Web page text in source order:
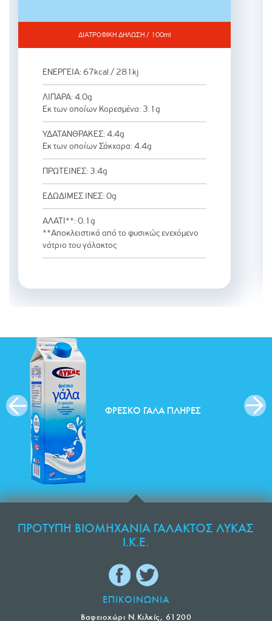
ΔΙΑΤΡΟΦΙΚΗ ΔΗΛΩΣΗ / 100ml
ΕΝΕΡΓΕΙΑ: 67kcal / 281kj
ΛΙΠΑΡΑ: 4.0g
Εκ των οποίων Κορεσμένα: 3.1g
ΥΔΑΤΑΝΘΡΑΚΕΣ: 4.4g
Εκ των οποίων Σάκχαρα: 4.4g
ΠΡΩΤΕΙΝΕΣ: 3.4g
ΕΔΩΔΙΜΕΣ ΙΝΕΣ: 0g
ΑΛΑΤΙ**: 0.1g
**Αποκλειστικά από το φυσικώς ενεχόμενο
νάτριο του γάλακτος
ΦΡΈΣΚΟ ΓΆΛΑ ΠΛΉΡΕΣ
ΠΡΟΤΥΠΗ ΒΙΟΜΗΧΑΝΙΑ ΓΑΛΑΚΤΟΣ ΛΥΚΑΣ
Ι.Κ.Ε.
ΕΠΙΚΟΙΝΩΝΙΑ
Βαφειοχώρι Ν.Κιλκίς, 61200